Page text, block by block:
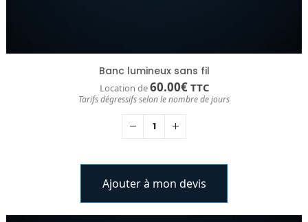
Banc lumineux sans fil
Location de60.00€ TTC
Tarifs dégressifs selon le nombre de jours
Ajouter à mon devis